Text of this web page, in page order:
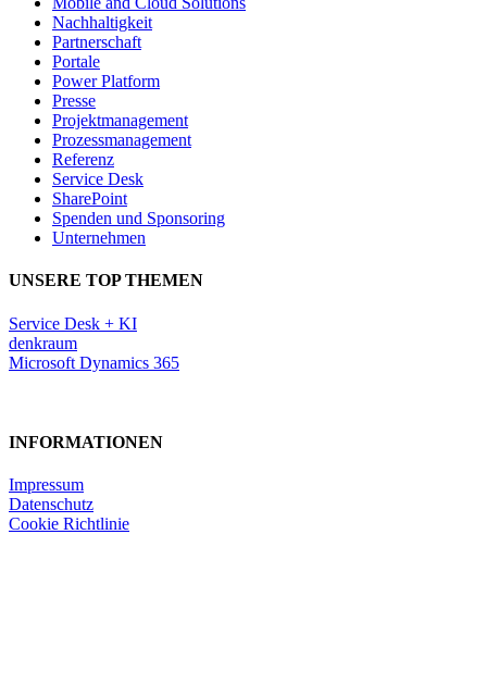
Nachhaltigkeit
Partnerschaft
Portale
Power Platform
Presse
Projektmanagement
Prozessmanagement
Referenz
Service Desk
SharePoint
Spenden und Sponsoring
Unternehmen
UNSERE TOP THEMEN
Service Desk + KI
denkraum
Microsoft Dynamics 365
INFORMATIONEN
Impressum
Datenschutz
Cookie Richtlinie